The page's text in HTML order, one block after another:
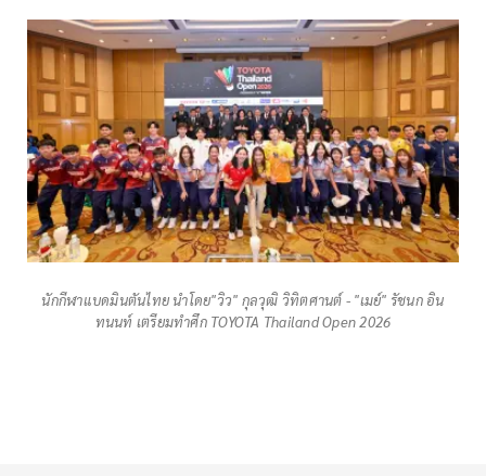
นักกีฬาแบดมินตันไทย นำโดย"วิว" กุลวุฒิ วิทิตศานต์ - "เมย์" รัชนก อิน
ทนนท์ เตรียมทำศึก TOYOTA Thailand Open 2026